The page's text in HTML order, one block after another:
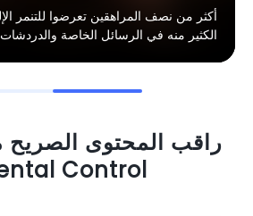
أكثر من نصف المراهقين تعرضوا للتنمر
الكثير منه في الرسائل الخاصة
Control